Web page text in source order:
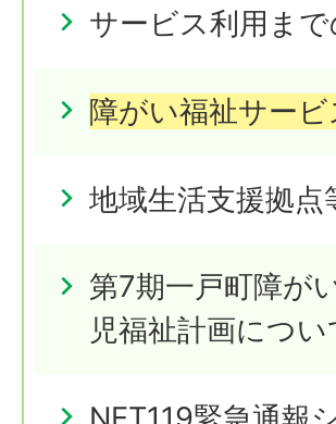
サービス利用ま
障がい福祉サー
地域生活支援拠
第7期一戸町障が
児福祉計画につい